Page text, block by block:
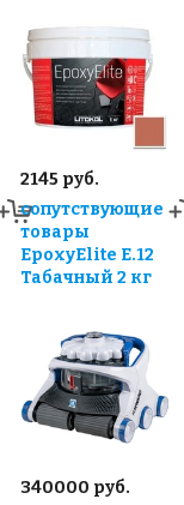
2145 руб.
сопутствующие
товары
EpoxyElite E.12
Табачный 2 кг
340000 руб.